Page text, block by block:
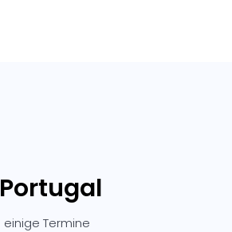
Termine